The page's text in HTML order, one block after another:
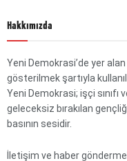
Hakkımızda
Yeni Demokrasi’de yer
gösterilmek şartıyla
Yeni Demokrasi; işçi
geleceksiz bırakılan
basının sesidir.
İletişim ve haber